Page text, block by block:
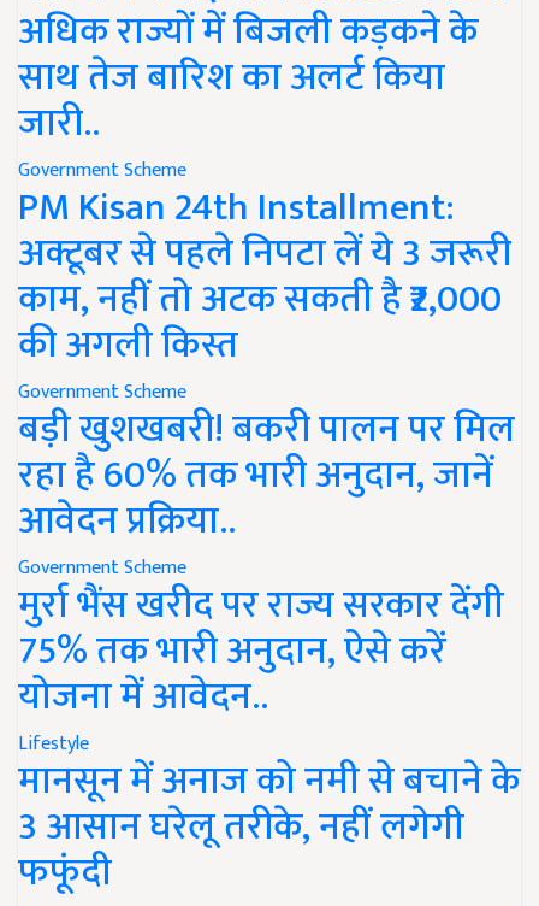
अधिक राज्यों में बिजली कड़कने के
साथ तेज बारिश का अलर्ट किया
जारी..
Government Scheme
PM Kisan 24th Installment:
अक्टूबर से पहले निपटा लें ये 3 जरूरी
काम, नहीं तो अटक सकती है ₹2,000
की अगली किस्त
Government Scheme
बड़ी खुशखबरी! बकरी पालन पर मिल
रहा है 60% तक भारी अनुदान, जानें
आवेदन प्रक्रिया..
Government Scheme
मुर्रा भैंस खरीद पर राज्य सरकार देंगी
75% तक भारी अनुदान, ऐसे करें
योजना में आवेदन..
Lifestyle
मानसून में अनाज को नमी से बचाने के
3 आसान घरेलू तरीके, नहीं लगेगी
फफूंदी